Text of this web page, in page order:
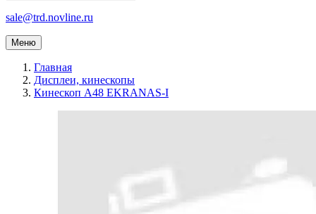
sale@trd.novline.ru
Меню
Главная
Дисплеи, кинескопы
Кинескоп A48 EKRANAS-I